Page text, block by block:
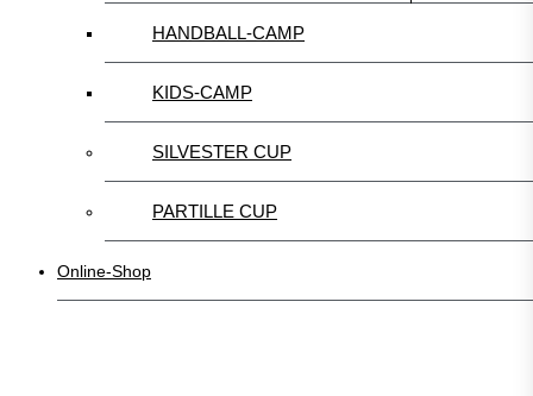
HANDBALL-CAMP
KIDS-CAMP
SILVESTER CUP
PARTILLE CUP
Online-Shop